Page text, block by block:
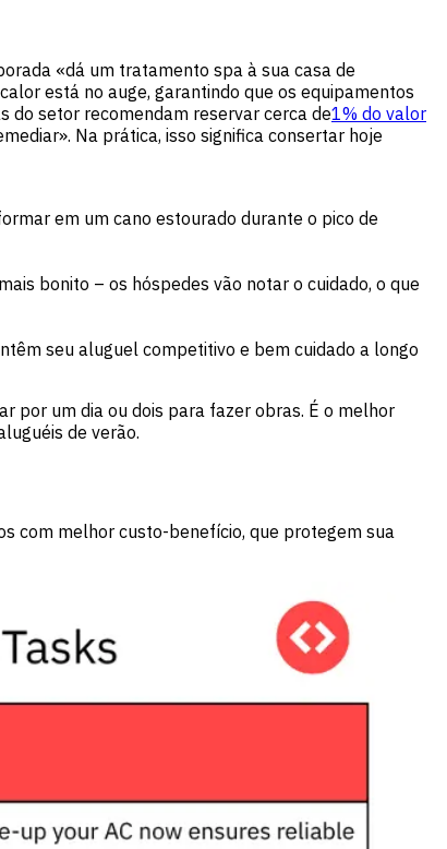
«dá um tratamento spa à sua casa de
está no auge, garantindo que os equipamentos
do setor recomendam reservar cerca de1% do valor
Na prática, isso significa consertar hoje
em um cano estourado durante o pico de
bonito – os hóspedes vão notar o cuidado, o que
seu aluguel competitivo e bem cuidado a longo
por um dia ou dois para fazer obras. É o melhor
de verão.
com melhor custo-benefício, que protegem sua